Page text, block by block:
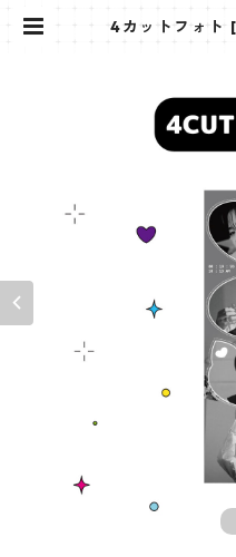
4カットフォト [BTS-ジミン 24]